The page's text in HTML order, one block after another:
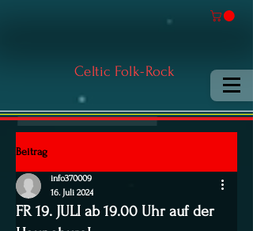
Celtic Folk-Rock
Beitrag
FR 19. JULI ab 19.00 Uhr auf der
info370009
16. Juli 2024